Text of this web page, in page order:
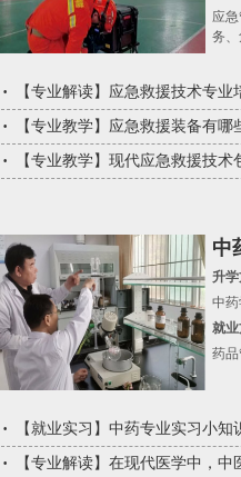
应
务、
【专业解读】 应急救援技术专业
【专业教学】 应急救援装备有哪
【专业教学】 现代应急救援技术
中
升学
中药
就业
药品
【就业实习 】 中药专业实习小知
【专业解读】 在现代医学中，中